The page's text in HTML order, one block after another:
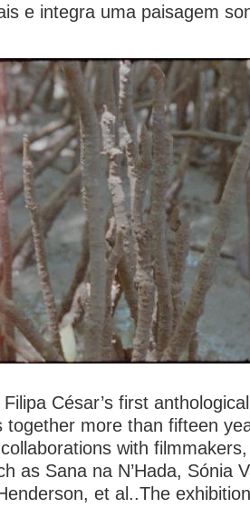
e integra uma paisagem
César’s first
together more than fifteen
with
as Sana na N’Hada, Sónia
et al..The